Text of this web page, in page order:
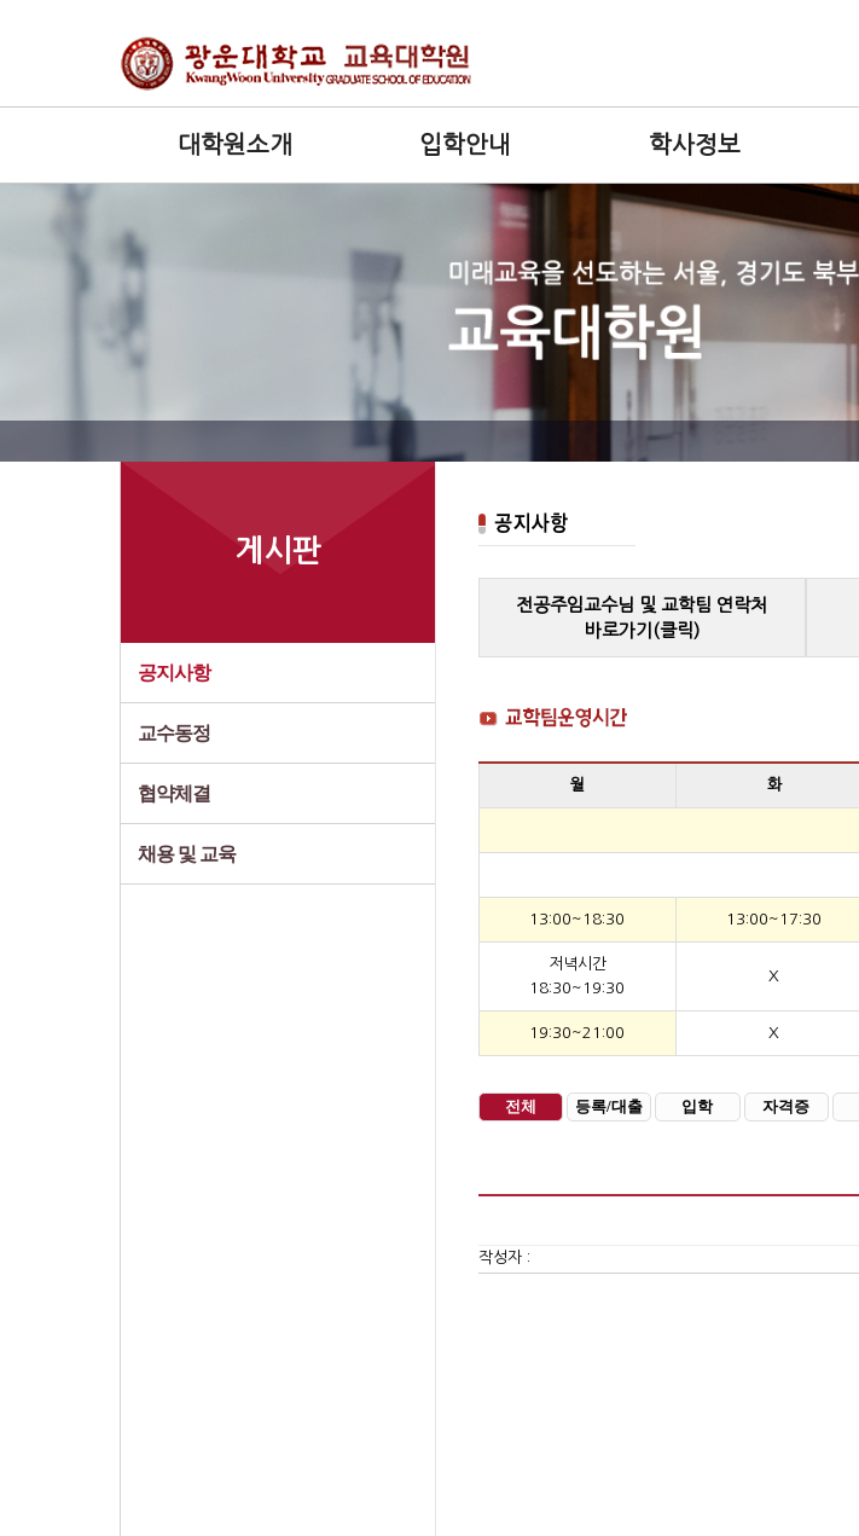
대학원소개 입학안내 학사정보
게시판
공지사항
교수동정
협약체결
채용 및 교육
전공주임교수님 및 교학팀 연락처
바로가기(클릭)
월 화
13:00~18:30 13:00~17:30
저녁시간
18:30~19:30
X
19:30~21:00 X
전체 등록/대출 입학 자격증
작성자 :